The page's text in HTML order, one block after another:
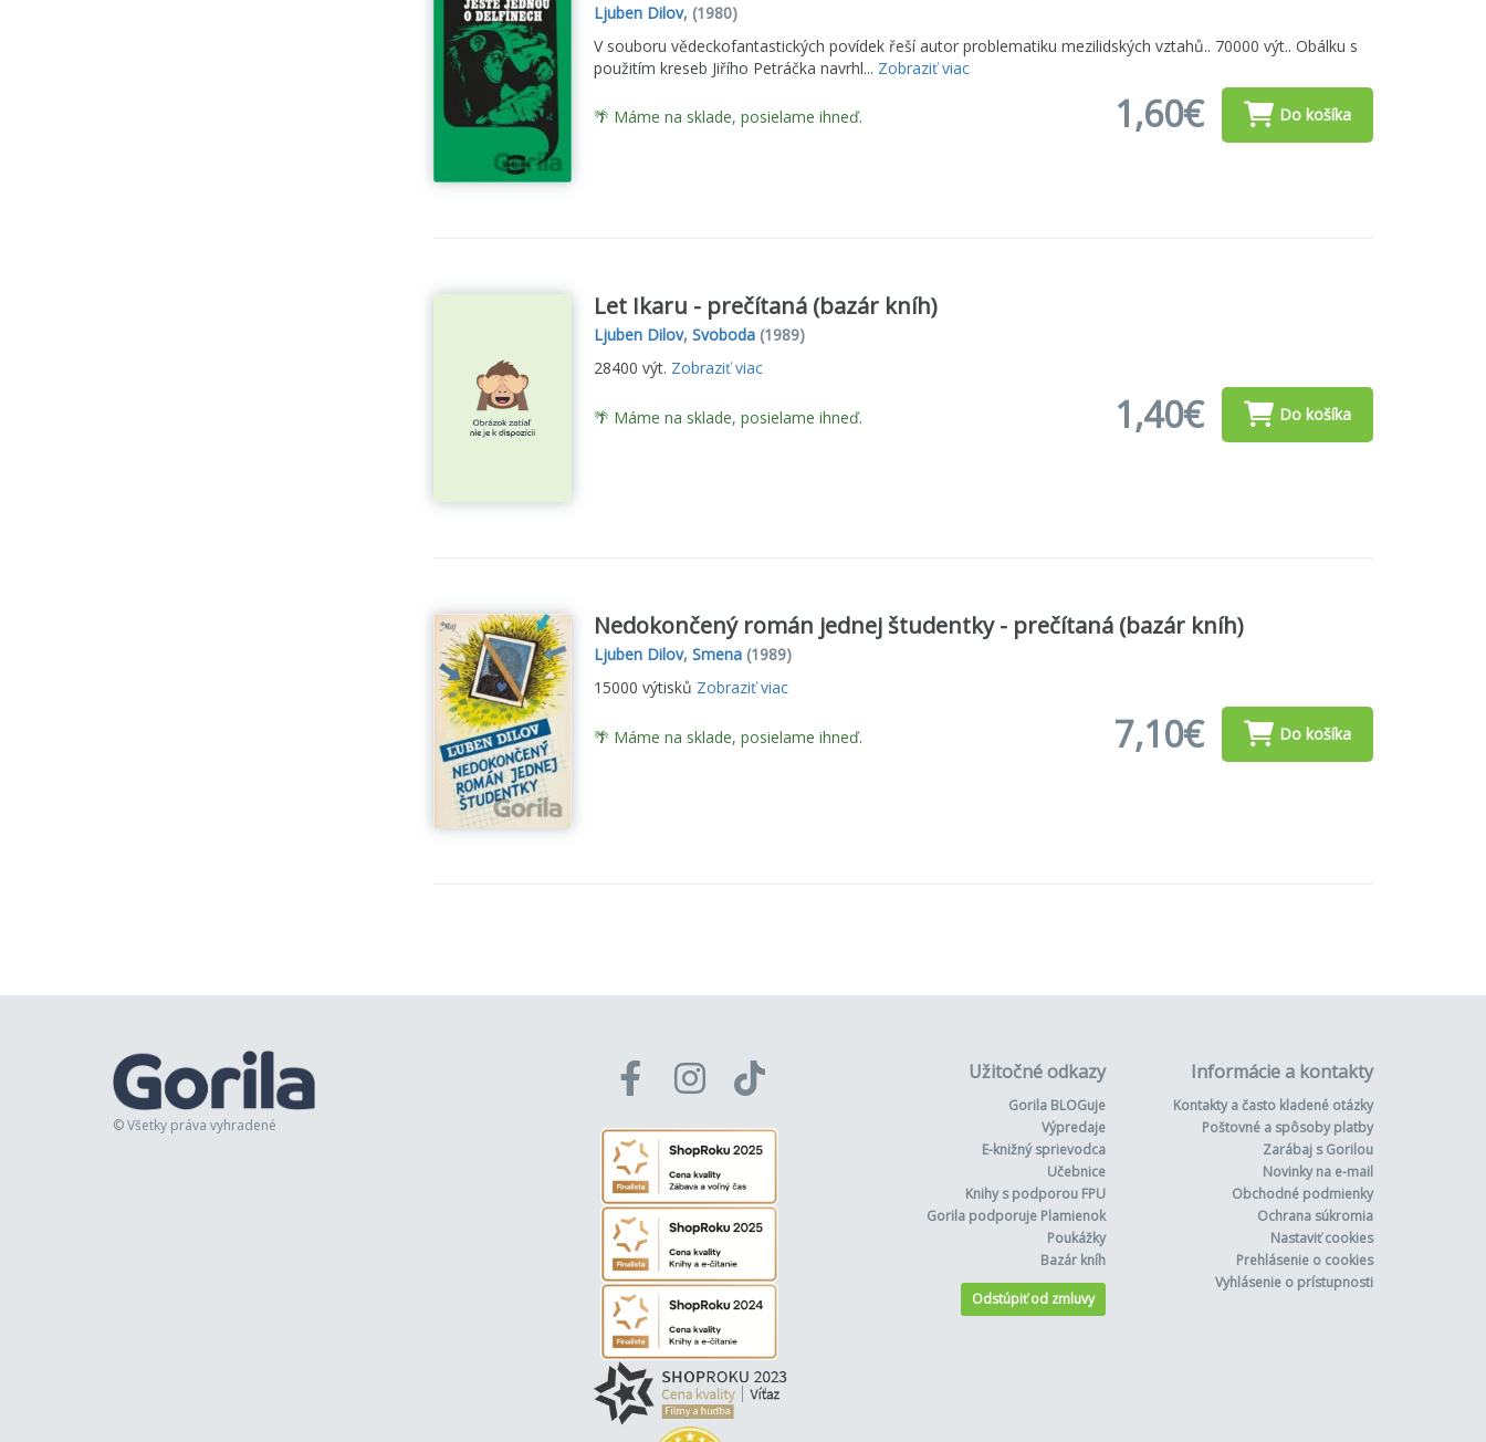
Ljuben Dilov, (1980)
V souboru vědeckofantastických povídek řeší autor problematiku mezilidských vztahů.. 70000 výt.. Obálku s
použitím kreseb Jiřího Petráčka navrhl... Zobraziť viac
🌴 Máme na sklade, posielame ihneď. 1,60€ Do košíka
Let Ikaru - prečítaná (bazár kníh)
Ljuben Dilov, Svoboda(1989)
28400 výt. Zobraziť viac
🌴 Máme na sklade, posielame ihneď. 1,40€ Do košíka
Nedokončený román jednej študentky - prečítaná (bazár kníh)
Ljuben Dilov, Smena(1989)
15000 výtisků Zobraziť viac
🌴 Máme na sklade, posielame ihneď. 7,10€ Do košíka
© Všetky práva vyhradené
Užitočné odkazy
Gorila BLOGuje
Výpredaje
E-knižný sprievodca
Učebnice
Knihy s podporou FPU
Gorila podporuje Plamienok
Poukážky
Bazár kníh
Odstúpiť od zmluvy
Informácie a kontakty
Kontakty a často kladené otázky
Poštovné a spôsoby platby
Zarábaj s Gorilou
Novinky na e-mail
Obchodné podmienky
Ochrana súkromia
Nastaviť cookies
Prehlásenie o cookies
Vyhlásenie o prístupnosti